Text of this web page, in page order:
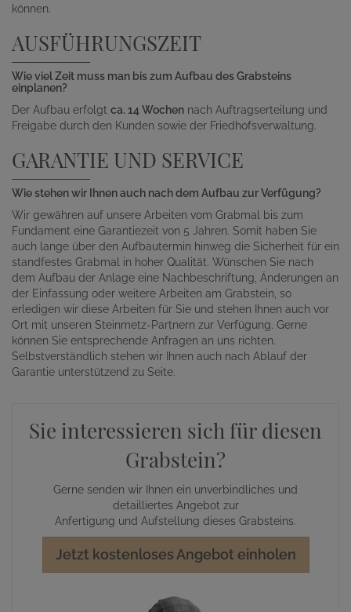
können.
AUSFÜHRUNGSZEIT
Wie viel Zeit muss man bis zum Aufbau des Grabsteins
einplanen?
Der Aufbau erfolgt ca. 14 Wochen nach Auftragserteilung und
Freigabe durch den Kunden sowie der Friedhofsverwaltung.
GARANTIE UND SERVICE
Wie stehen wir Ihnen auch nach dem Aufbau zur Verfügung?
Wir gewähren auf unsere Arbeiten vom Grabmal bis zum
Fundament eine Garantiezeit von 5 Jahren. Somit haben Sie
auch lange über den Aufbautermin hinweg die Sicherheit für ein
standfestes Grabmal in hoher Qualität. Wünschen Sie nach
dem Aufbau der Anlage eine Nachbeschriftung, Änderungen an
der Einfassung oder weitere Arbeiten am Grabstein, so
erledigen wir diese Arbeiten für Sie und stehen Ihnen auch vor
Ort mit unseren Steinmetz-Partnern zur Verfügung. Gerne
können Sie entsprechende Anfragen an uns richten.
Selbstverständlich stehen wir Ihnen auch nach Ablauf der
Garantie unterstützend zu Seite.
Sie interessieren sich für diesen
Grabstein?
Gerne senden wir Ihnen ein unverbindliches und
detailliertes Angebot zur
Anfertigung und Aufstellung dieses Grabsteins.
Jetzt kostenloses Angebot einholen